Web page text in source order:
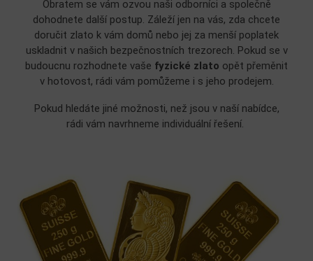
Obratem se vám ozvou naši odborníci a společně
dohodnete další postup. Záleží jen na vás, zda chcete
doručit zlato k vám domů nebo jej za menší poplatek
uskladnit v našich bezpečnostních trezorech. Pokud se v
budoucnu rozhodnete vaše fyzické zlato opět přeměnit
v hotovost, rádi vám pomůžeme i s jeho prodejem.
Pokud hledáte jiné možnosti, než jsou v naší nabídce,
rádi vám navrhneme individuální řešení.